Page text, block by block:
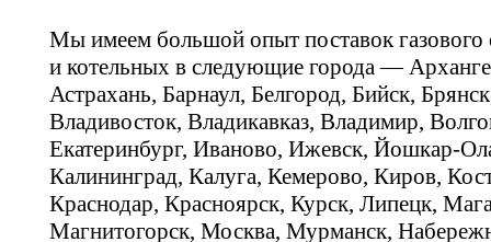
Мы имеем большой опыт поставок газового
и котельных в следующие города —
Астрахань, Барнаул, Белгород, Бийск,
Владивосток, Владикавказ, Владимир,
Екатеринбург, Иваново, Ижевск, Йошкар-
Калининград, Калуга, Кемерово, Киров,
Краснодар, Красноярск, Курск, Липецк,
Магнитогорск, Москва, Мурманск,